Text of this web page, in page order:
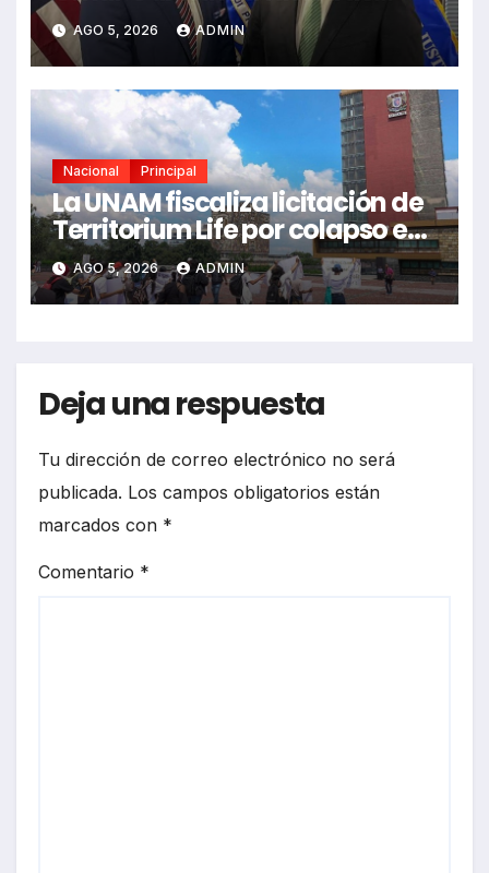
años de tensión
AGO 5, 2026 ADMIN
Nacional Principal
La UNAM fiscaliza licitación de
Territorium Life por colapso en
examen
AGO 5, 2026 ADMIN
Deja una respuesta
Tu dirección de correo electrónico no será
publicada. Los campos obligatorios están
marcados con *
Comentario *